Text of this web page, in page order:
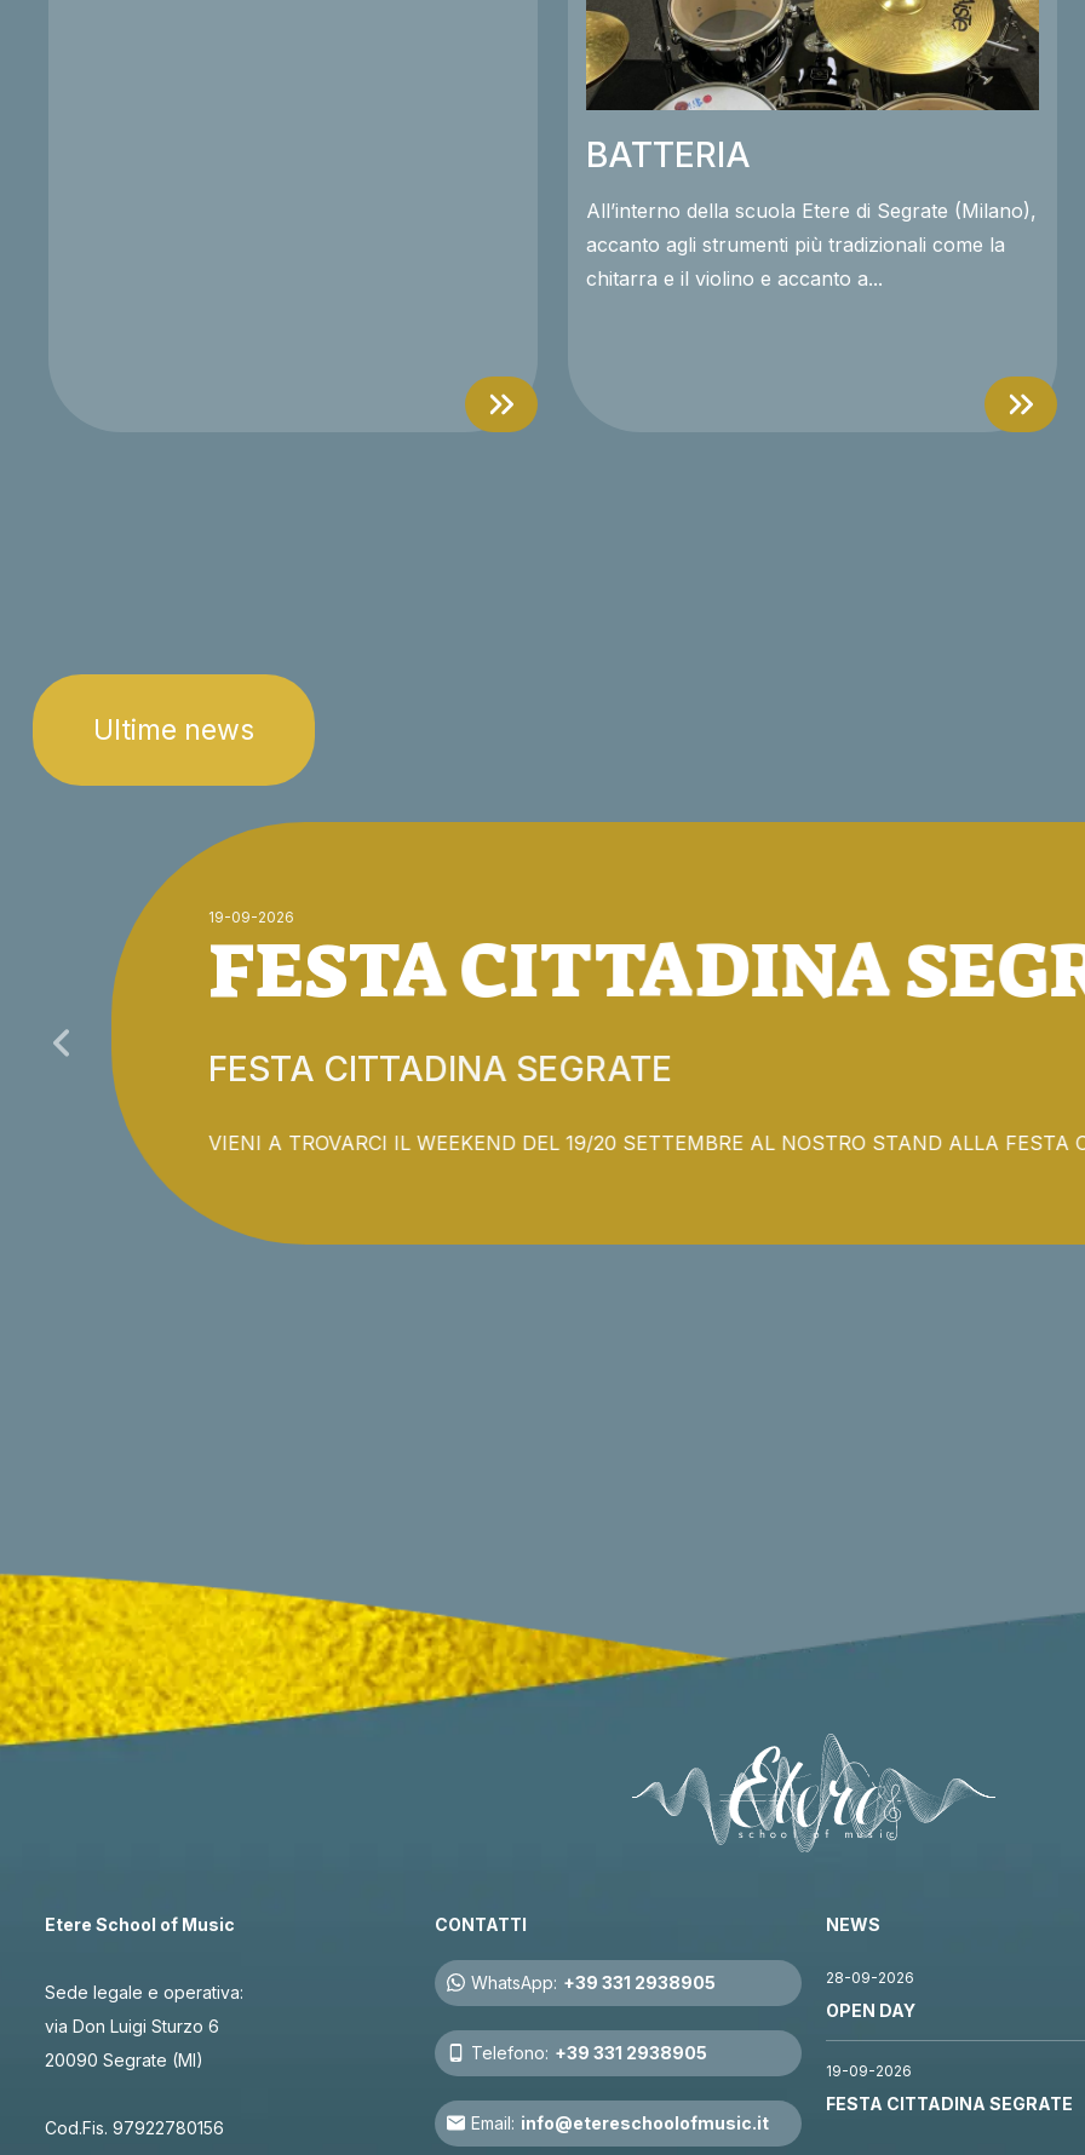
BATTERIA
All’interno della scuola Etere di Segrate (Milano),
accanto agli strumenti più tradizionali come la
chitarra e il violino e accanto a...
Ultime news
19-09-2026
FESTA CITTADINA
FESTA CITTADINA SEGRATE
VIENI A TROVARCI IL WEEKEND DEL 19/20 SETTEMBRE AL
Etere School of Music
Sede legale e operativa:
via Don Luigi Sturzo 6
20090 Segrate (MI)
Cod.Fis. 97922780156
CONTATTI
WhatsApp: +39 331 2938905
Telefono: +39 331 2938905
Email: info@etereschoolofmusic.it
NEWS
28-09-2026
OPEN DAY
19-09-2026
FESTA CITTADINA SEGRATE